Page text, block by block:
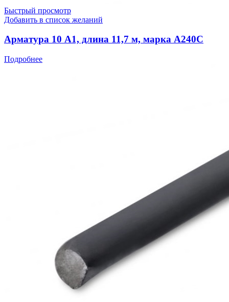
Быстрый просмотр
Добавить в список желаний
Арматура 10 А1, длина 11,7 м, марка А240С
Подробнее